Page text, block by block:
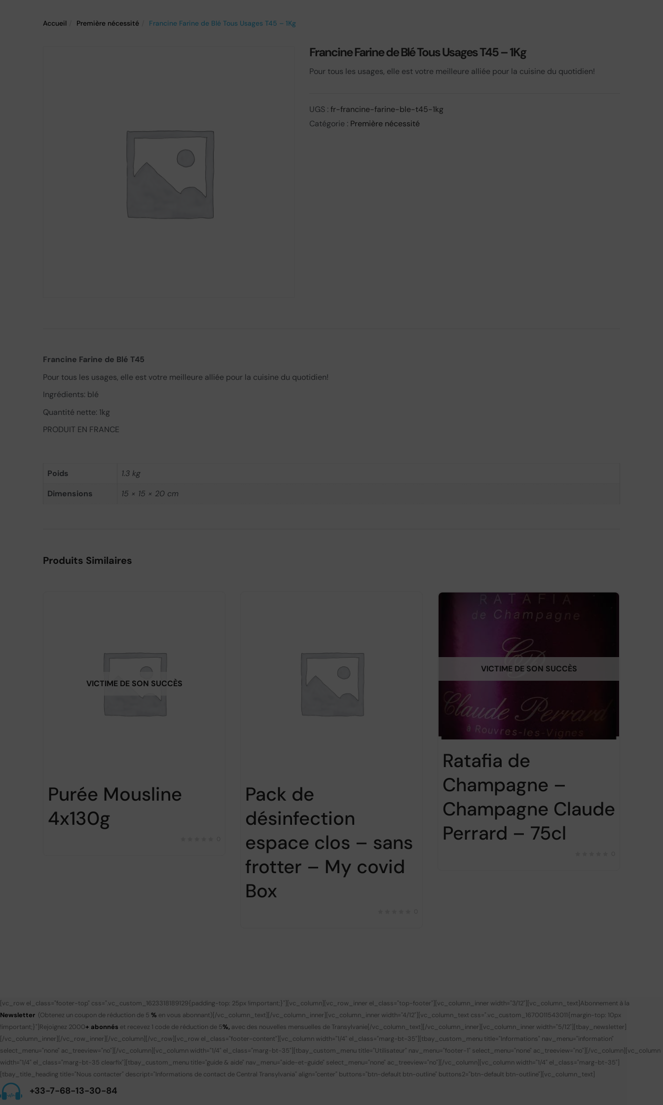
Accueil Première nécessité Francine Farine de Blé Tous Usages T45 – 1Kg
Francine Farine de Blé Tous Usages T45 – 1Kg
Pour tous les usages, elle est votre meilleure alliée pour la cuisine du quotidien!
UGS : fr-francine-farine-ble-t45-1kg
Catégorie : Première nécessité
Francine Farine de Blé T45
Pour tous les usages, elle est votre meilleure alliée pour la cuisine du quotidien!
Ingrédients: blé
Quantité nette: 1kg
PRODUIT EN FRANCE
Poids
1.3 kg
Dimensions
15 × 15 × 20 cm
Produits Similaires
VICTIME DE SON SUCCÈS
Purée Mousline
4x130g
Pack de
désinfection
espace clos – sans
frotter – My covid
Box
VICTIME DE SON SUCCÈS
Ratafia de
Champagne –
Champagne Claude
Perrard – 75cl
[vc_row el_class="footer-top" css=".vc_custom_1623318189129{padding-top: 25px !important;}"][vc_column][vc_row_inner el_class="top-footer"][vc_column_inner width="3/12"][vc_column_text] Abonnement à la
Newsletter (Obtenez un coupon de réduction de 5 % en vous abonnant) [/vc_column_text][/vc_column_inner][vc_column_inner width="4/12"][vc_column_text css=".vc_custom_1670011543011{margin-top: 10px
!important;}"] Rejoignez 2000+ abonnés et recevez 1 code de réduction de 5%, avec des nouvelles mensuelles de Transylvanie [/vc_column_text][/vc_column_inner][vc_column_inner width="5/12"][tbay_newsletter]
[/vc_column_inner][/vc_row_inner][/vc_column][/vc_row][vc_row el_class="footer-content"][vc_column width="1/4" el_class="marg-bt-35"][tbay_custom_menu title="Informations" nav_menu="information"
select_menu="none" ac_treeview="no"][/vc_column][vc_column width="1/4" el_class="marg-bt-35"][tbay_custom_menu title="Utilisateur" nav_menu="footer-1" select_menu="none" ac_treeview="no"][/vc_column][vc_column
width="1/4" el_class="marg-bt-35 clearfix"][tbay_custom_menu title="guide & aide" nav_menu="aide-et-guide" select_menu="none" ac_treeview="no"][/vc_column][vc_column width="1/4" el_class="marg-bt-35"]
[tbay_title_heading title="Nous contacter" descript="Informations de contact de Central Transylvania" align="center" buttons="btn-default btn-outline" buttons2="btn-default btn-outline"][vc_column_text]
+33-7-68-13-30-84